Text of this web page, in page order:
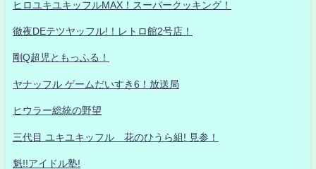
ヒロユキユキッフルMAX！スーパークッキング！
徹夜DEテツヤッフル!！レトロ館2号店！
剛Q超児ともっふる！
ヤナッフル ゲームだいすき6！放送局
ヒウラー総統の野望
三代目 ユキユキッフル 花のひうら組! 見参！
魁!!アイドル塾!